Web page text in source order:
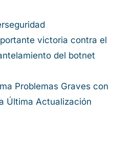
victoria contra el
del botnet
Problemas Graves con
Última Actualización